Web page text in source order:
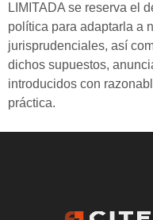
LIMITADA se reserva el
política para adaptarla a
jurisprudenciales, así
dichos supuestos,
introducidos con
práctica.